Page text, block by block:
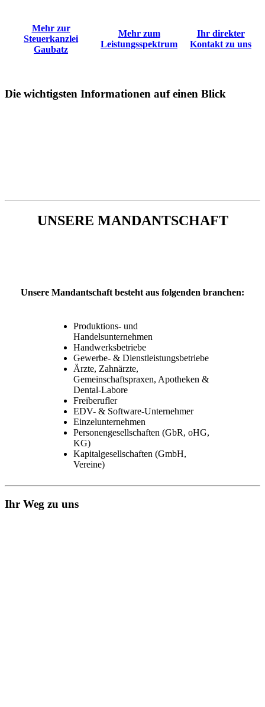
Mehr zur
Steuerkanzlei
Gaubatz
Mehr zum
Leistungsspektrum
Ihr direkter
Kontakt zu uns
Die wichtigsten Informationen auf einen Blick
UNSERE MANDANTSCHAFT
Unsere Mandantschaft besteht aus folgenden branchen:
Produktions- und
Handelsunternehmen
Handwerksbetriebe
Gewerbe- & Dienstleistungsbetriebe
Ärzte, Zahnärzte,
Gemeinschaftspraxen, Apotheken &
Dental-Labore
Freiberufler
EDV- & Software-Unternehmer
Einzelunternehmen
Personengesellschaften (GbR, oHG,
KG)
Kapitalgesellschaften (GmbH,
Vereine)
Ihr Weg zu uns